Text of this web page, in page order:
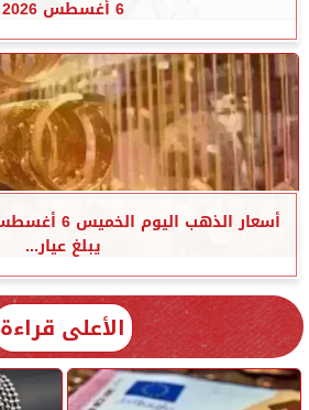
6 أغسطس 2026
يبلغ عيار...
الأعلى قراءة